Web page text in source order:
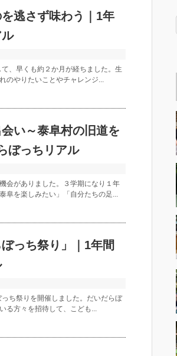
逃さず味わう｜1年
、早くも約２か月が経ちました。生
のやりたいことやチャレンジ...
い～泰阜村の旧道を
ぼっちリアル
会がありました。３学期になり１年
阜を楽しみたい」「自分たちの足...
っち祭り」｜1年間
ち祭りを開催しました。だいだらぼ
る方々を招待して、こども...